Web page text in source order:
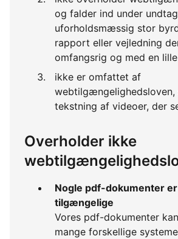
og falder ind under
uforholdsmæssig stor
rapport eller vejledning
omfangsrig og med en
ikke er omfattet af
webtilgængelighedsloven,
tekstning af videoer, der
Overholder ikke
Nogle pdf-dokumenter
tilgængelige
Vores pdf-dokumenter
mange forskellige